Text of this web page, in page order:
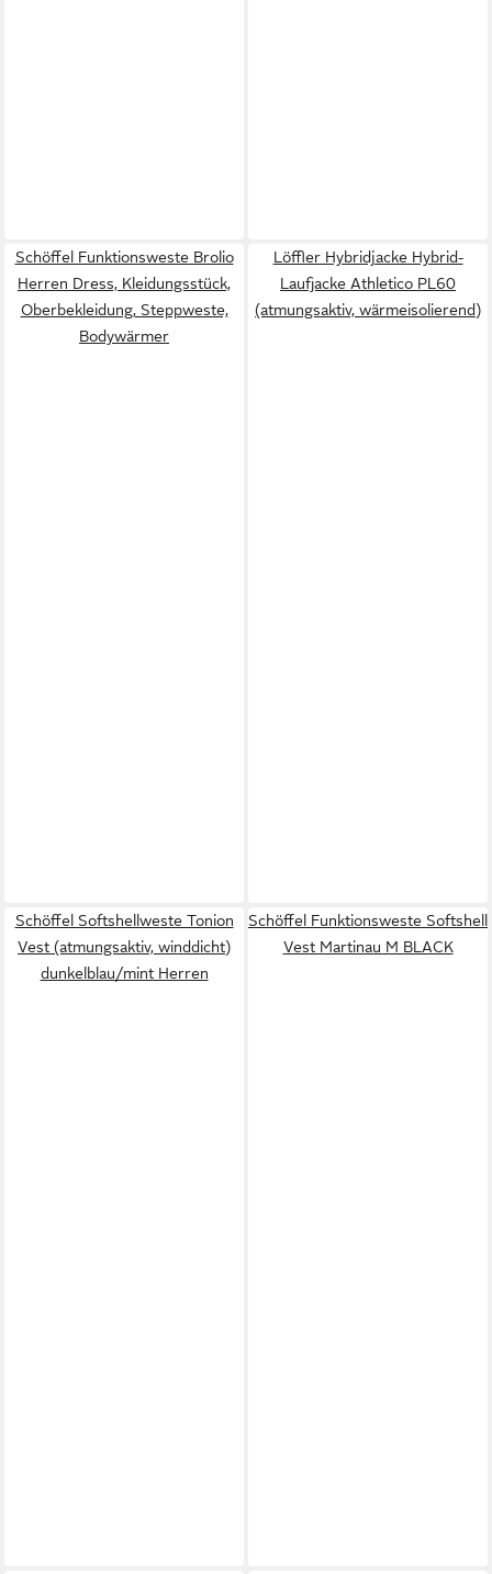
Schöffel Funktionsweste Brolio
Herren Dress, Kleidungsstück,
Oberbekleidung, Steppweste,
Bodywärmer
Löffler Hybridjacke Hybrid-
Laufjacke Athletico PL60
(atmungsaktiv, wärmeisolierend)
Schöffel Softshellweste Tonion
Vest (atmungsaktiv, winddicht)
dunkelblau/mint Herren
Schöffel Funktionsweste Softshell
Vest Martinau M BLACK